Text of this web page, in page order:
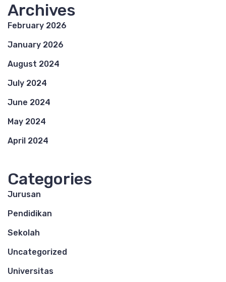
Archives
February 2026
January 2026
August 2024
July 2024
June 2024
May 2024
April 2024
Categories
Jurusan
Pendidikan
Sekolah
Uncategorized
Universitas